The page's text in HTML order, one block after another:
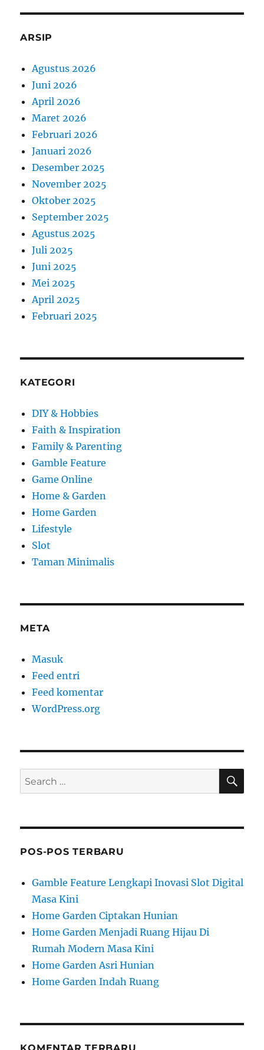
ARSIP
Agustus 2026
Juni 2026
April 2026
Maret 2026
Februari 2026
Januari 2026
Desember 2025
November 2025
Oktober 2025
September 2025
Agustus 2025
Juli 2025
Juni 2025
Mei 2025
April 2025
Februari 2025
KATEGORI
DIY & Hobbies
Faith & Inspiration
Family & Parenting
Gamble Feature
Game Online
Home & Garden
Home Garden
Lifestyle
Slot
Taman Minimalis
META
Masuk
Feed entri
Feed komentar
WordPress.org
Search
for:
POS-POS TERBARU
Gamble Feature Lengkapi Inovasi Slot Digital
Masa Kini
Home Garden Ciptakan Hunian
Home Garden Menjadi Ruang Hijau Di
Rumah Modern Masa Kini
Home Garden Asri Hunian
Home Garden Indah Ruang